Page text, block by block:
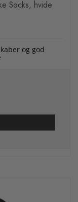
Socks, hvide
og god